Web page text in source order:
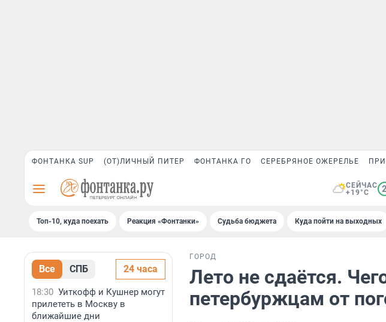
ФОНТАНКА SUP (ОТ)ЛИЧНЫЙ ПИТЕР ФОНТАНКА ГО СЕРЕБРЯНОЕ ОЖЕРЕЛЬЕ
СЕЙЧАС
+19°C
2
Топ-10, куда поехать Реакция «Фонтанки» Судьба бюджета Куда пойти на выходных
Все СПБ 24 часа
18:30 Уиткофф и Кушнер могут
прилететь в Москву в
ближайшие дни
ГОРОД
Лето не сдаётся.
петербуржцам от